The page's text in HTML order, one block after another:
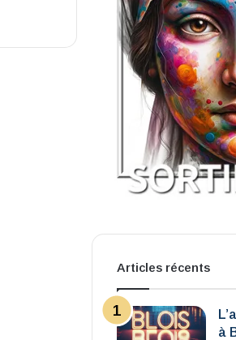
Articles récents
à